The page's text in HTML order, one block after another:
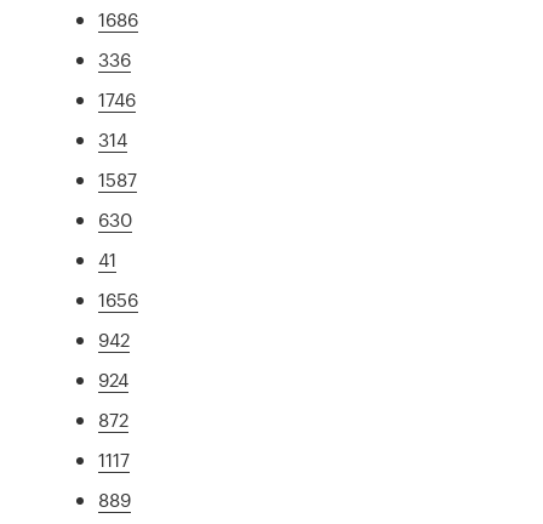
1686
336
1746
314
1587
630
41
1656
942
924
872
1117
889